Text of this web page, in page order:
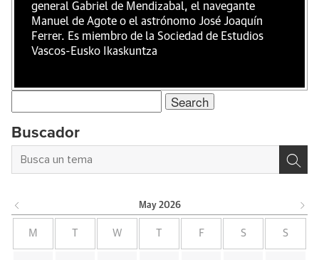
general Gabriel de Mendizabal, el navegante
Manuel de Agote o el astrónomo José Joaquín
Ferrer. Es miembro de la Sociedad de Estudios
Vascos-Eusko Ikaskuntza
Search
for:
Buscador
May 2026
M W F S S